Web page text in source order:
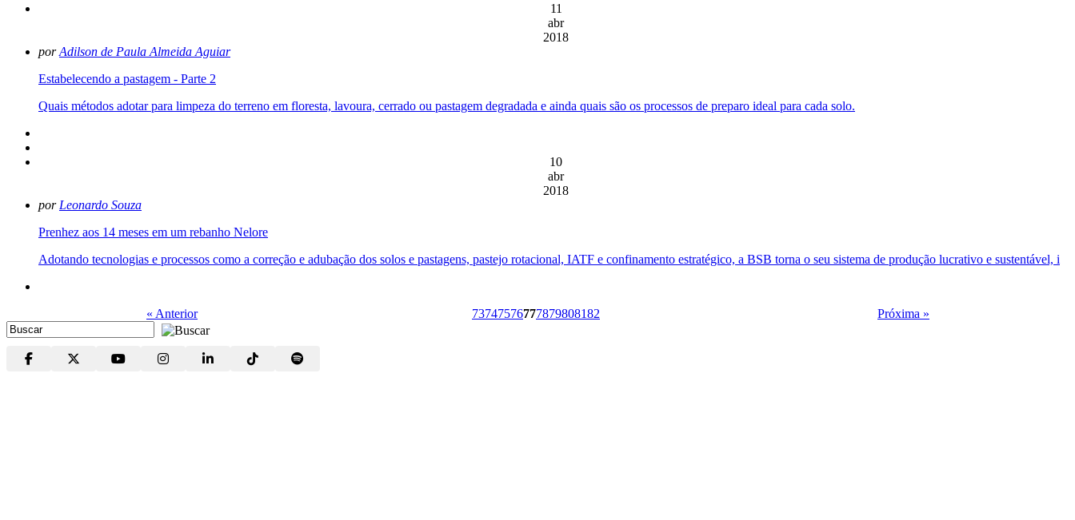
11
abr
2018
porAdilson de Paula Almeida Aguiar
Estabelecendo a pastagem - Parte 2
Quais métodos adotar para limpeza do terreno em floresta, lavoura, cerrado ou pastagem degradada e ainda quais são os processos de preparo ideal para cada solo.
10
abr
2018
por Leonardo Souza
Prenhez aos 14 meses em um rebanho Nelore
Adotando tecnologias e processos como a correção e adubação dos solos e pastagens, pastejo rotacional, IATF e confinamento estratégico, a BSB torna o seu sistema de produção lucrativo e sustentável, i
« Anterior 73747576777879808182 Próxima »